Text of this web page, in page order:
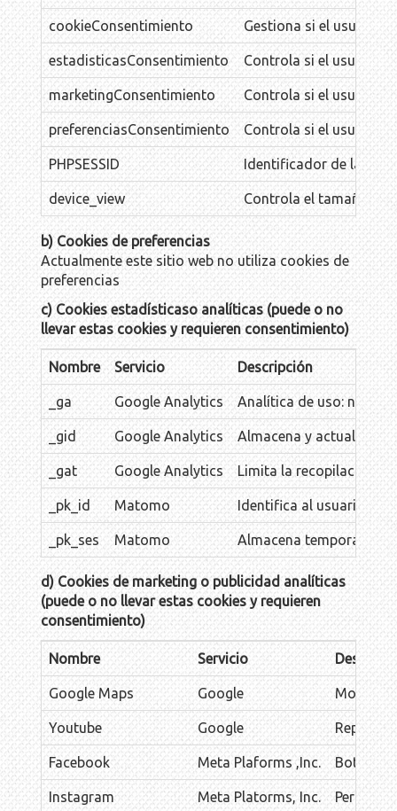
cookieConsentimiento Gestiona si el usuario
estadisticasConsentimiento Controla si el usuario
marketingConsentimiento Controla si el usuario
preferenciasConsentimiento Controla si el usuario
PHPSESSID Identificador de la
device_view Controla el tamaño
b) Cookies de preferencias
Actualmente este sitio web no utiliza cookies de
preferencias
c) Cookies estadísticaso analíticas (puede o no
llevar estas cookies y requieren consentimiento)
Nombre Servicio Descripción
_ga Google Analytics Analítica de uso: nº
_gid Google Analytics Almacena y actualiza
_gat Google Analytics Limita la recopilación
_pk_id Matomo Identifica al usuario
_pk_ses Matomo Almacena
d) Cookies de marketing o publicidad analíticas
(puede o no llevar estas cookies y requieren
consentimiento)
Nombre Servicio
Google Maps Google Mostrar
Youtube Google
Facebook Meta Plaforms ,Inc. Botón
Instagram Meta Platorms, Inc. Perfil